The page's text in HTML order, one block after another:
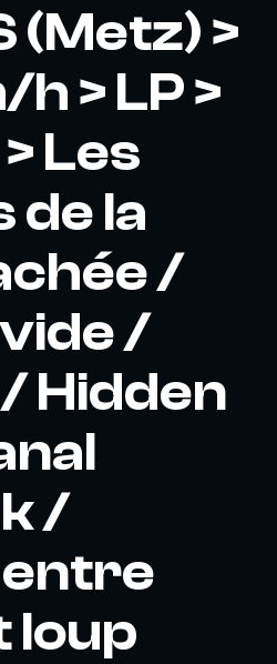
(Metz) >
> LP >
Les
de la
/
/
Hidden
/
loup